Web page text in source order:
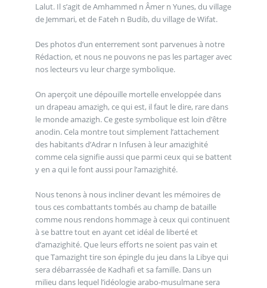
Lalut. Il s’agit de Amhammed n Âmer n Yunes, du village
de Jemmari, et de Fateh n Budib, du village de Wifat.
Des photos d’un enterrement sont parvenues à notre
Rédaction, et nous ne pouvons ne pas les partager avec
nos lecteurs vu leur charge symbolique.
On aperçoit une dépouille mortelle enveloppée dans
un drapeau amazigh, ce qui est, il faut le dire, rare dans
le monde amazigh. Ce geste symbolique est loin d’être
anodin. Cela montre tout simplement l’attachement
des habitants d’Adrar n Infusen à leur amazighité
comme cela signifie aussi que parmi ceux qui se battent
y en a qui le font aussi pour l’amazighité.
Nous tenons à nous incliner devant les mémoires de
tous ces combattants tombés au champ de bataille
comme nous rendons hommage à ceux qui continuent
à se battre tout en ayant cet idéal de liberté et
d’amazighité. Que leurs efforts ne soient pas vain et
que Tamazight tire son épingle du jeu dans la Libye qui
sera débarrassée de Kadhafi et sa famille. Dans un
milieu dans lequel l’idéologie arabo-musulmane sera